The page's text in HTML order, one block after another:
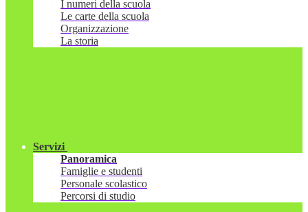
I numeri della scuola
Le carte della scuola
Organizzazione
La storia
Servizi
Panoramica
Famiglie e studenti
Personale scolastico
Percorsi di studio